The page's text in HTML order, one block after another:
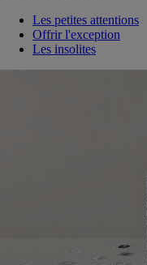
Les petites attentions
Offrir l'exception
Les insolites